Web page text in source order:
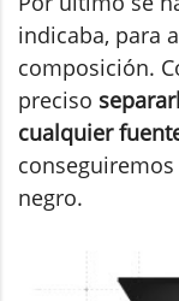
indicaba, para
composición.
preciso
cualquier
negro.